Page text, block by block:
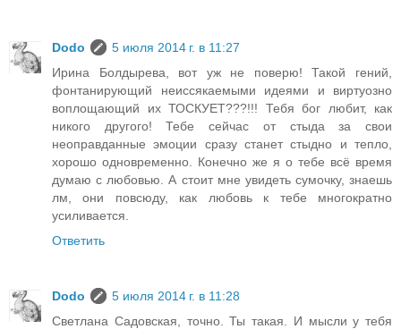
Dodo
5 июля 2014 г. в 11:27
Ирина Болдырева, вот уж не поверю! Такой гений,
фонтанирующий неиссякаемыми идеями и виртуозно
воплощающий их ТОСКУЕТ???!!! Тебя бог любит, как
никого другого! Тебе сейчас от стыда за свои
неоправданные эмоции сразу станет стыдно и тепло,
хорошо одновременно. Конечно же я о тебе всё время
думаю с любовью. А стоит мне увидеть сумочку, знаешь
лм, они повсюду, как любовь к тебе многократно
усиливается.
Ответить
Dodo
5 июля 2014 г. в 11:28
Светлана Садовская, точно. Ты такая. И мысли у тебя